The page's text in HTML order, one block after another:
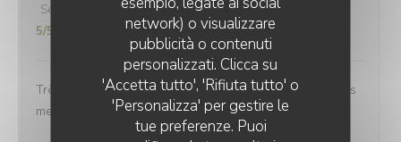
network) o visualizzare
pubblicità o contenuti
personalizzati. Clicca su
'Accetta tutto', 'Rifiuta tutto' o
'Personalizza' per gestire le
tue preferenze. Puoi
Servizio
Atmosfera: 5 /5 Cucina: 5/5 Qualità / Prezzo
5/5
Très beau cadre avec une équipe aux petits soins et des
mets délicieux !
PLEIN SUD